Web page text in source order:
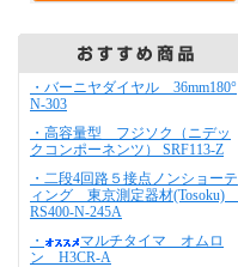
・バーニヤダイヤル 36mm180°
N-303
・高容量型 フジソク（ニデッ
クコンポーネンツ） SRF113-Z
・二段4回路５接点ノンショーテ
ィング 東京測定器材(Tosoku)
RS400-N-245A
・
マルチタイマ オムロ
ン H3CR-A